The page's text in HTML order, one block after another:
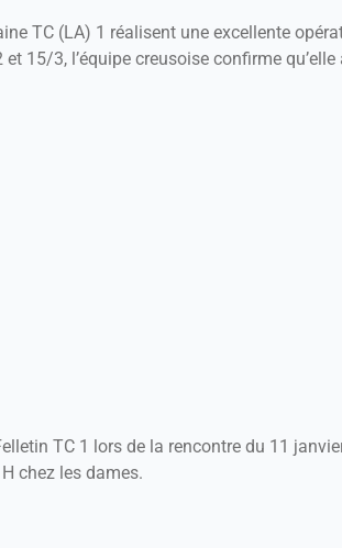
TC (LA) 1 réalisent une excellente
15/3, l’équipe creusoise confirme
TC 1 lors de la rencontre du 11
chez les dames.